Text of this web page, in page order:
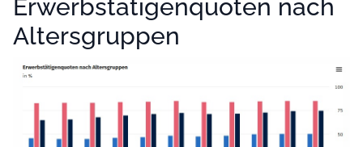
Erwerbstätigenquoten nach
Altersgruppen